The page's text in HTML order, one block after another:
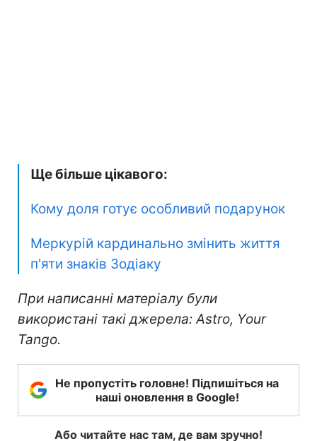
Ще більше цікавого:
Кому доля готує особливий подарунок
Меркурій кардинально змінить життя
п'яти знаків Зодіаку
При написанні матеріалу були
використані такі джерела: Astro, Your
Tango.
Не пропустіть головне! Підпишіться на
наші оновлення в Google!
Або читайте нас там, де вам зручно!